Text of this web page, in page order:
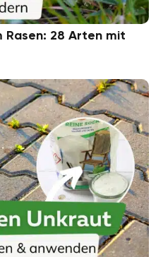
Rasen: 28 Arten mit